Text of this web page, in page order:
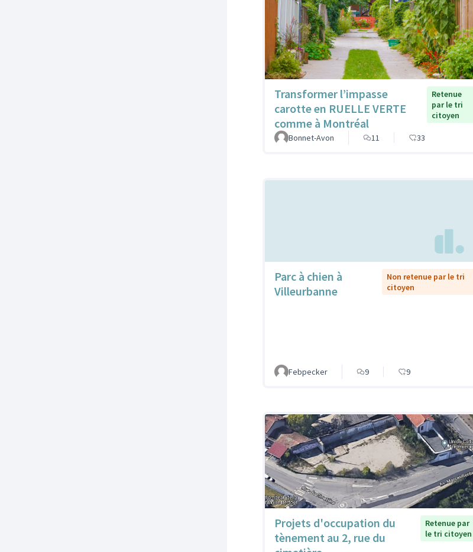
Transformer l’impasse
carotte en RUELLE VERTE
comme à Montréal
Retenue
par le tri
citoyen
Bonnet-Avon 11 33
Parc à chien à
Villeurbanne
Non retenue par le tri
citoyen
Febpecker 9 9
Projets d'occupation du
tènement au 2, rue du
Retenue par
le tri citoyen